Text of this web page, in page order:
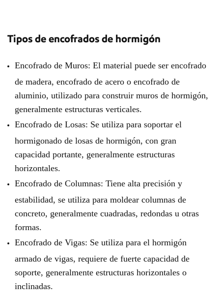
Tipos de encofrados de hormigón
Encofrado de Muros: El material puede ser encofrado
de madera, encofrado de acero o encofrado de
aluminio, utilizado para construir muros de hormigón,
generalmente estructuras verticales.
Encofrado de Losas: Se utiliza para soportar el
hormigonado de losas de hormigón, con gran
capacidad portante, generalmente estructuras
horizontales.
Encofrado de Columnas: Tiene alta precisión y
estabilidad, se utiliza para moldear columnas de
concreto, generalmente cuadradas, redondas u otras
formas.
Encofrado de Vigas: Se utiliza para el hormigón
armado de vigas, requiere de fuerte capacidad de
soporte, generalmente estructuras horizontales o
inclinadas.